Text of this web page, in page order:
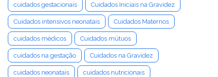
cuidados gestacionais Cuidados Iniciais na Gravidez
Cuidados intensivos neonatais Cuidados Maternos
cuidados médicos Cuidados mútuos
cuidados na gestação Cuidados na Gravidez
cuidados neonatais cuidados nutricionais